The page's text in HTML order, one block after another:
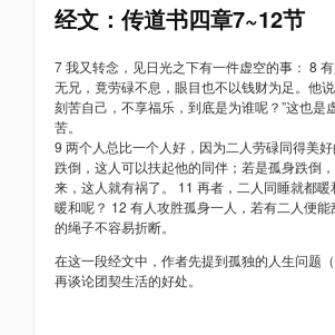
经文：传道书四章7~12节
7 我又转念，见日光之下有一件虚空的事： 8
无兄，竟劳碌不息，眼目也不以钱财为足。他说
刻苦自己，不享福乐，到底是为谁呢？”这也是
苦。
9 两个人总比一个人好，因为二人劳碌同得美
跌倒，这人可以扶起他的同伴；若是孤身跌倒
来，这人就有祸了。 11 再者，二人同睡就都
暖和呢？ 12 有人攻胜孤身一人，若有二人便
的绳子不容易折断。
在这一段经文中，作者先提到孤独的人生问题
再谈论团契生活的好处。